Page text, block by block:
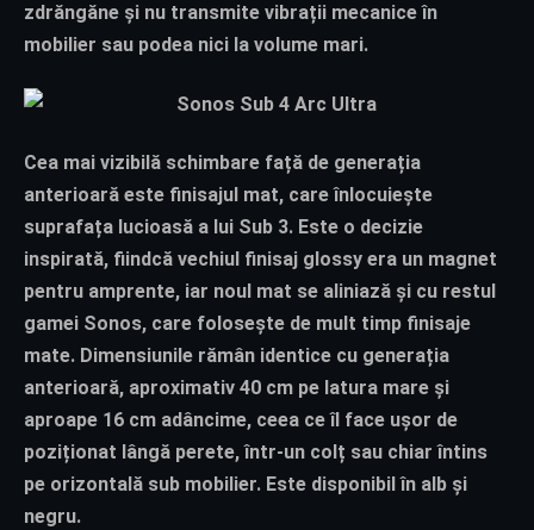
zdrăngăne și nu transmite vibrații mecanice în
mobilier sau podea nici la volume mari.
Cea mai vizibilă schimbare față de generația
anterioară este finisajul mat, care înlocuiește
suprafața lucioasă a lui Sub 3. Este o decizie
inspirată, fiindcă vechiul finisaj glossy era un magnet
pentru amprente, iar noul mat se aliniază și cu restul
gamei Sonos, care folosește de mult timp finisaje
mate. Dimensiunile rămân identice cu generația
anterioară, aproximativ 40 cm pe latura mare și
aproape 16 cm adâncime, ceea ce îl face ușor de
poziționat lângă perete, într-un colț sau chiar întins
pe orizontală sub mobilier. Este disponibil în alb și
negru.